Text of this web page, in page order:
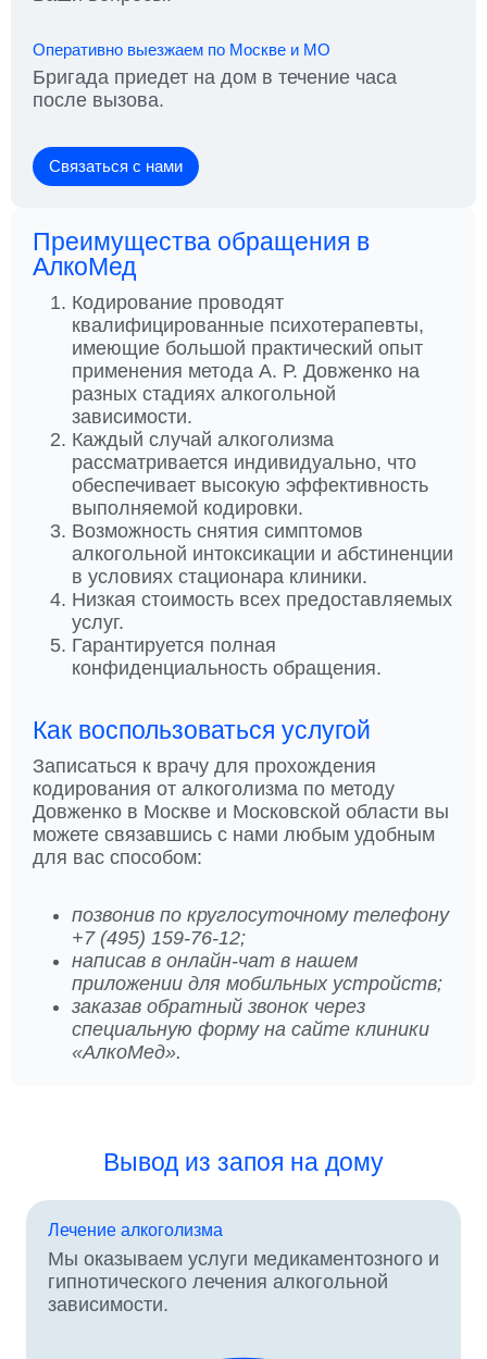
Оперативно выезжаем по Москве и МО
Бригада приедет на дом в течение часа
после вызова.
Связаться с нами
Преимущества обращения в
АлкоМед
Кодирование проводят
квалифицированные психотерапевты,
имеющие большой практический опыт
применения метода А. Р. Довженко на
разных стадиях алкогольной
зависимости.
Каждый случай алкоголизма
рассматривается индивидуально, что
обеспечивает высокую эффективность
выполняемой кодировки.
Возможность снятия симптомов
алкогольной интоксикации и абстиненции
в условиях стационара клиники.
Низкая стоимость всех предоставляемых
услуг.
Гарантируется полная
конфиденциальность обращения.
Как воспользоваться услугой
Записаться к врачу для прохождения
кодирования от алкоголизма по методу
Довженко в Москве и Московской области вы
можете связавшись с нами любым удобным
для вас способом:
позвонив по круглосуточному телефону
+7 (495) 159-76-12;
написав в онлайн-чат в нашем
приложении для мобильных устройств;
заказав обратный звонок через
специальную форму на сайте клиники
«АлкоМед».
Вывод из запоя на дому
Лечение алкоголизма
Мы оказываем услуги медикаментозного и
гипнотического лечения алкогольной
зависимости.